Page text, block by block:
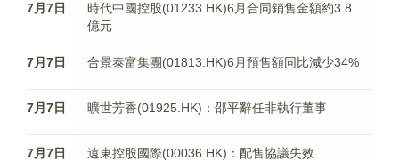
7月7日
時代中國控股(01233.HK)6月合同銷售金額約3.8
億元
7月7日 合景泰富集團(01813.HK)6月預售額同比減少34%
7月7日 曠世芳香(01925.HK)：邵平辭任非執行董事
7月7日 遠東控股國際(00036.HK)：配售協議失效